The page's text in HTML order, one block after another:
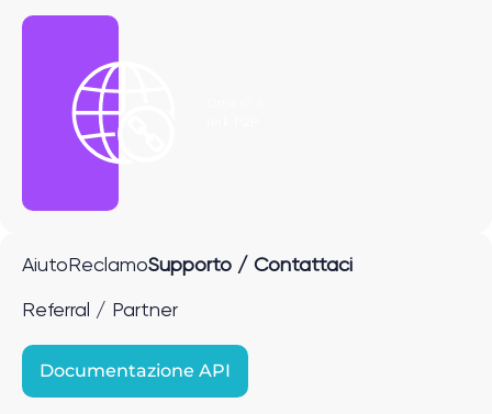
Aiuto ReclamoSupporto / Contattaci
Referral / Partner
Documentazione API